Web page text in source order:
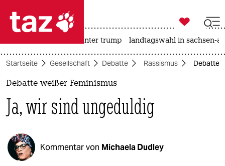
 taz zahl ich
taz zahl ich
politik
öko
gesellschaft

taz zahl ich
usa unter trump landtagswahl in sachsen-
Startseite Gesellschaft Debatte Rassismus Debatte
Debatte weißer Feminismus
Ja, wir sind ungeduldig
Kommentar von Michaela Dudley